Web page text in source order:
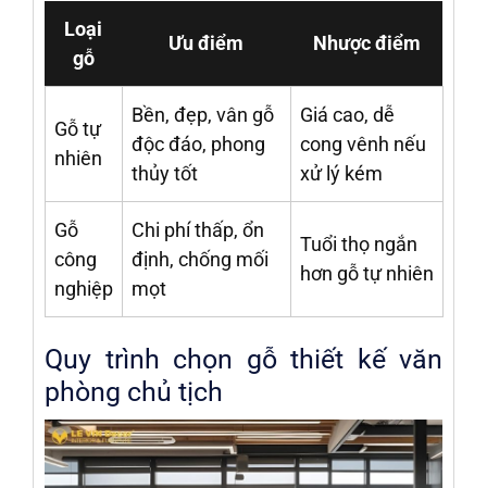
Loại
gỗ
Ưu điểm Nhược điểm
Gỗ tự
nhiên
Bền, đẹp, vân gỗ
độc đáo, phong
thủy tốt
Giá cao, dễ
cong vênh nếu
xử lý kém
Gỗ
công
nghiệp
Chi phí thấp, ổn
định, chống mối
mọt
Tuổi thọ ngắn
hơn gỗ tự nhiên
Quy trình chọn gỗ thiết kế văn
phòng chủ tịch